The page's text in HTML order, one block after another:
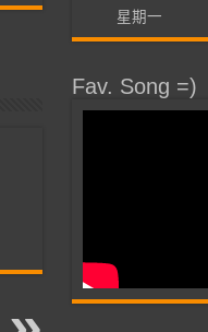
星期一
Fav. Song =)